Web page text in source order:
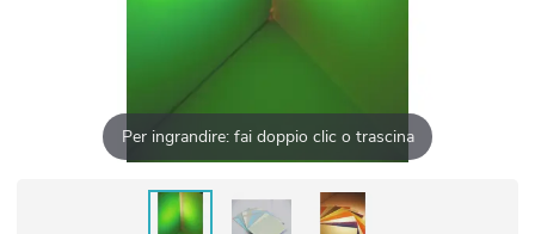
Per ingrandire: fai doppio clic o trascina